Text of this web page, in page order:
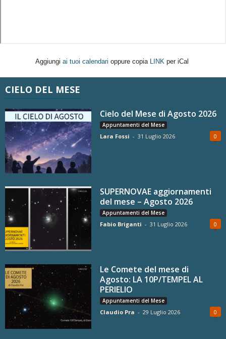
Aggiungi ai tuoi calendari oppure copia LINK per iCal
CIELO DEL MESE
Cielo del Mese di Agosto 2026
Appuntamenti del Mese
Lara Fossi - 31 Luglio 2026 0
SUPERNOVAE aggiornamenti
del mese – Agosto 2026
Appuntamenti del Mese
Fabio Briganti - 31 Luglio 2026 0
Le Comete del mese di
Agosto: LA 10P/TEMPEL AL
PERIELIO
Appuntamenti del Mese
Claudio Pra - 29 Luglio 2026 0